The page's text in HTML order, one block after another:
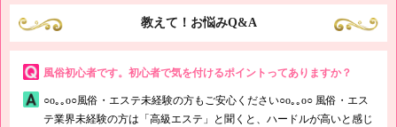
教えて！お悩みQ&A
風俗初心者です。初心者で気を付けるポイントってありますか？
○o｡｡o○風俗・エステ未経験の方もご安心ください○o｡｡o○ 風俗・エス
テ業界未経験の方は「高級エステ」と聞くと、ハードルが高いと感じ